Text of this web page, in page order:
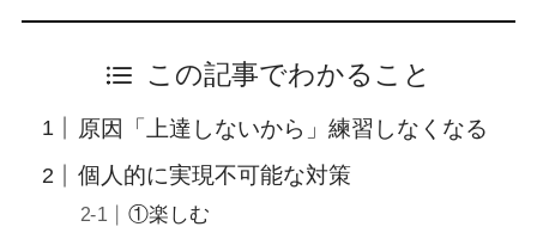
この記事でわかること
原因「上達しないから」練習しなくなる
個人的に実現不可能な対策
①楽しむ